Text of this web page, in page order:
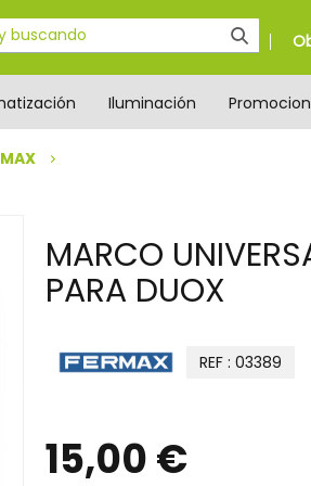
Iluminación
MARCO
PARA DUOX
REF : 03389
15,00 €